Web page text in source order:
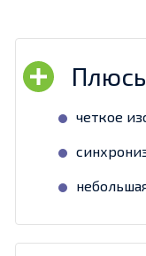
четкое